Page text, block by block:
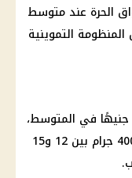
الحرة عند متوسط
المنظومة التموينية
سجل سعر كيلو المكرونة المعبأة نحو 30 جنيهًا في المتوسط،
عبوات المكرونة زنة 400 جرام بين 12 و15